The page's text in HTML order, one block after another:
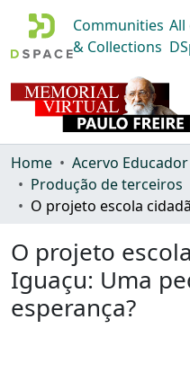
Communities
& Collections
Home
Produção de terceiros
O projeto
Iguaçu: Uma
esperança?